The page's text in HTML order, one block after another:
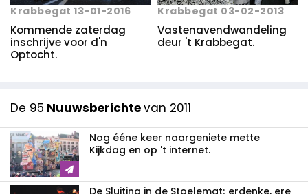
Krabbegat 13-01-2016
Kommende zaterdag
inschrijve voor d'n
Optocht.
Krabbegat 03-02-2013
Vastenavendwandeling
deur 't Krabbegat.
De 95 Nuuwsberichtevan 2011
Nog ééne keer naargeniete mette
Kijkdag en op 't internet.